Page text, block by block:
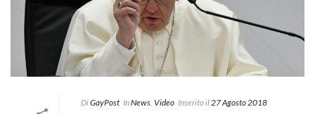
DiGayPost InNews, Video Inserito il27 Agosto 2018